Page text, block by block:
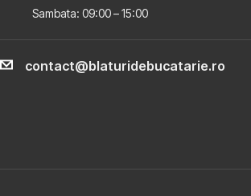
Sambata: 09:00 – 15:00
contact@blaturidebucatarie.ro